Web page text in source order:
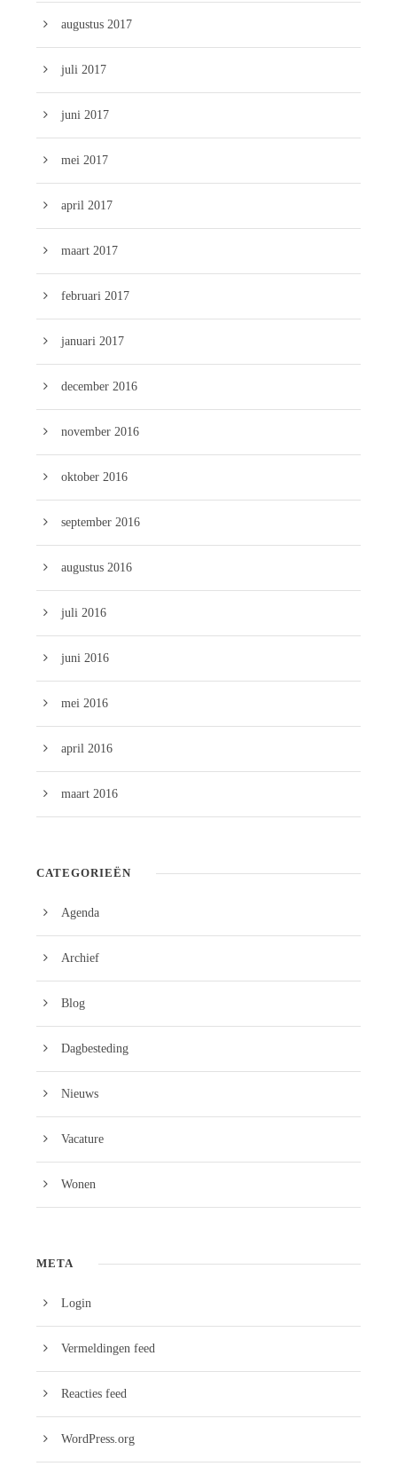
augustus 2017
juli 2017
juni 2017
mei 2017
april 2017
maart 2017
februari 2017
januari 2017
december 2016
november 2016
oktober 2016
september 2016
augustus 2016
juli 2016
juni 2016
mei 2016
april 2016
maart 2016
CATEGORIEËN
Agenda
Archief
Blog
Dagbesteding
Nieuws
Vacature
Wonen
META
Login
Vermeldingen feed
Reacties feed
WordPress.org